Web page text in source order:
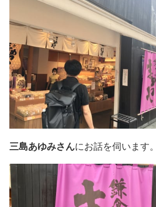
三島あゆみさんにお話を伺います。